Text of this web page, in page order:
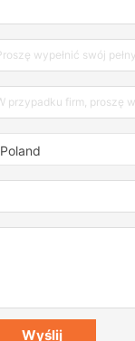
Poland